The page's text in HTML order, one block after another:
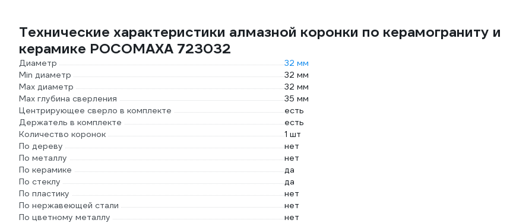
Технические характеристики алмазной коронки по керамограниту и
керамике РОСОМАХА 723032
Диаметр
32 мм
Min диаметр
32 мм
Max диаметр
32 мм
Max глубина сверления
35 мм
Центрирующее сверло в комплекте
есть
Держатель в комплекте
есть
Количество коронок
1 шт
По дереву
нет
По металлу
нет
По керамике
да
По стеклу
да
По пластику
нет
По нержавеющей стали
нет
По цветному металлу
нет